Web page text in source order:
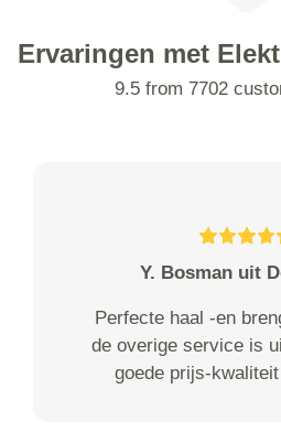
Ervaringen met
9.5 from 7702
Y. Bosman uit
Perfecte haal -en
de overige service is
goede prijs-